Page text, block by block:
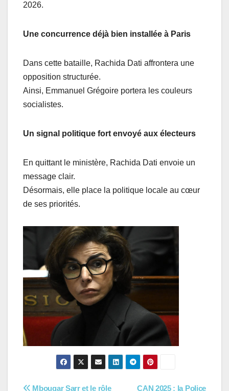
2026.
Une concurrence déjà bien installée à Paris
Dans cette bataille, Rachida Dati affrontera une
opposition structurée.
Ainsi, Emmanuel Grégoire portera les couleurs
socialistes.
Un signal politique fort envoyé aux électeurs
En quittant le ministère, Rachida Dati envoie un
message clair.
Désormais, elle place la politique locale au cœur
de ses priorités.
CAN 2025 : la Police
Mbougar Sarr et le rôle